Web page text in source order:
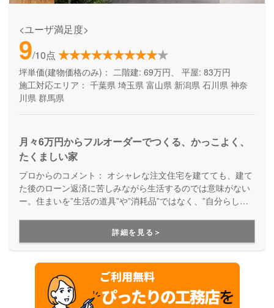
<ユーザ満足度>
9/10点
坪単価(建物価格のみ)： 二階建: 69万円、 平屋: 83万円
施工対応エリア： 千葉県 埼玉県 富山県 新潟県 石川県 神奈
川県 群馬県
月々6万円からフルオーダーでつくる、かっこよく、
たくましい家
プロからのコメント： オシャレな注文住宅を建てても、建て
た後のローン返済に苦しみながら生活するのでは意味がない
ー。住まいを”生活の道具”や”消耗品”ではなく、”自分らしさ
え、デザイン性とコストパフォーマンスの両立を実現してく
れるブランドです。月々無理なくお支払いできる価格で、理
想の家づくりを叶えてくれます。
詳細を見る＞